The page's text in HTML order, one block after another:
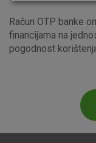
Račun OTP banke
financijama na
pogodnost
Marketinški